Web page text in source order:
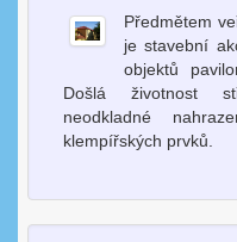
Předmětem
je stavební
objektů
Došlá životnost
neodkladné
klempířských prvků.